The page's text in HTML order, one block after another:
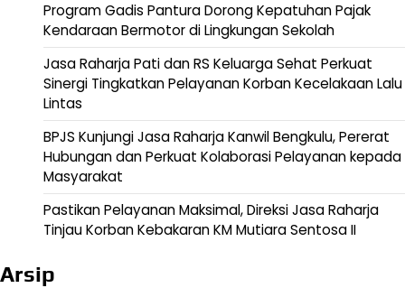
Program Gadis Pantura Dorong Kepatuhan Pajak
Kendaraan Bermotor di Lingkungan Sekolah
Jasa Raharja Pati dan RS Keluarga Sehat Perkuat
Sinergi Tingkatkan Pelayanan Korban Kecelakaan Lalu
Lintas
BPJS Kunjungi Jasa Raharja Kanwil Bengkulu, Pererat
Hubungan dan Perkuat Kolaborasi Pelayanan kepada
Masyarakat
Pastikan Pelayanan Maksimal, Direksi Jasa Raharja
Tinjau Korban Kebakaran KM Mutiara Sentosa II
Arsip